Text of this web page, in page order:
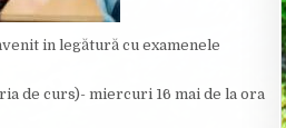
T
:
in legătură cu examenele
de curs)- miercuri 16 mai de la ora